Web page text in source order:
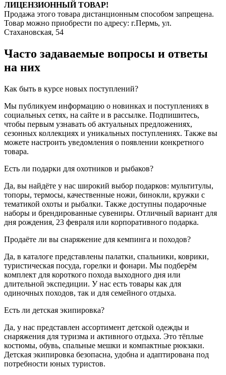
ЛИЦЕНЗИОННЫЙ ТОВАР!
Продажа этого товара дистанционным способом запрещена.
Товар можно приобрести по адресу: г.Пермь, ул.
Стахановская, 54
Часто задаваемые вопросы и ответы
на них
Как быть в курсе новых поступлений?
Мы публикуем информацию о новинках и поступлениях в
социальных сетях, на сайте и в рассылке. Подпишитесь,
чтобы первым узнавать об актуальных предложениях,
сезонных коллекциях и уникальных поступлениях. Также вы
можете настроить уведомления о появлении конкретного
товара.
Есть ли подарки для охотников и рыбаков?
Да, вы найдёте у нас широкий выбор подарков: мультитулы,
топоры, термосы, качественные ножи, бинокли, кружки с
тематикой охоты и рыбалки. Также доступны подарочные
наборы и брендированные сувениры. Отличный вариант для
дня рождения, 23 февраля или корпоративного подарка.
Продаёте ли вы снаряжение для кемпинга и походов?
Да, в каталоге представлены палатки, спальники, коврики,
туристическая посуда, горелки и фонари. Мы подберём
комплект для короткого похода выходного дня или
длительной экспедиции. У нас есть товары как для
одиночных походов, так и для семейного отдыха.
Есть ли детская экипировка?
Да, у нас представлен ассортимент детской одежды и
снаряжения для туризма и активного отдыха. Это тёплые
костюмы, обувь, спальные мешки и компактные рюкзаки.
Детская экипировка безопасна, удобна и адаптирована под
потребности юных туристов.